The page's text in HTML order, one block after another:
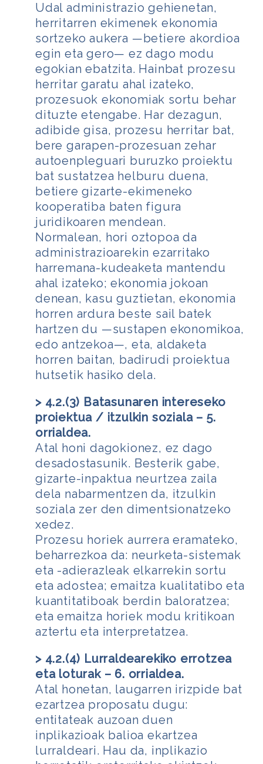
Udal administrazio gehienetan,
herritarren ekimenek ekonomia
sortzeko aukera —betiere akordioa
egin eta gero— ez dago modu
egokian ebatzita. Hainbat prozesu
herritar garatu ahal izateko,
prozesuok ekonomiak sortu behar
dituzte etengabe. Har dezagun,
adibide gisa, prozesu herritar bat,
bere garapen-prozesuan zehar
autoenpleguari buruzko proiektu
bat sustatzea helburu duena,
betiere gizarte-ekimeneko
kooperatiba baten figura
juridikoaren mendean.
Normalean, hori oztopoa da
administrazioarekin ezarritako
harremana-kudeaketa mantendu
ahal izateko; ekonomia jokoan
denean, kasu guztietan, ekonomia
horren ardura beste sail batek
hartzen du —sustapen ekonomikoa,
edo antzekoa—, eta, aldaketa
horren baitan, badirudi proiektua
hutsetik hasiko dela.
> 4.2.(3) Batasunaren intereseko
proiektua / itzulkin soziala – 5.
orrialdea.
Atal honi dagokionez, ez dago
desadostasunik. Besterik gabe,
gizarte-inpaktua neurtzea zaila
dela nabarmentzen da, itzulkin
soziala zer den dimentsionatzeko
xedez.
Prozesu horiek aurrera eramateko,
beharrezkoa da: neurketa-sistemak
eta -adierazleak elkarrekin sortu
eta adostea; emaitza kualitatibo eta
kuantitatiboak berdin baloratzea;
eta emaitza horiek modu kritikoan
aztertu eta interpretatzea.
> 4.2.(4) Lurraldearekiko errotzea
eta loturak – 6. orrialdea.
Atal honetan, laugarren irizpide bat
ezartzea proposatu dugu:
entitateak auzoan duen
inplikazioak balioa ekartzea
lurraldeari. Hau da, inplikazio